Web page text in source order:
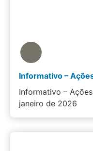
Informativo –
janeiro de 2026